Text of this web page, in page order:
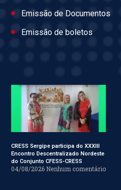
Emissão de Documentos
Emissão de boletos
CRESS Sergipe participa do XXXIII
Encontro Descentralizado Nordeste
do Conjunto CFESS-CRESS
04/08/2026 Nenhum comentário